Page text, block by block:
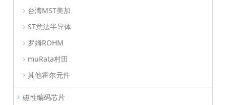
台湾MST美加
ST意法半导体
罗姆ROHM
muRata村田
其他霍尔元件
磁性编码芯片